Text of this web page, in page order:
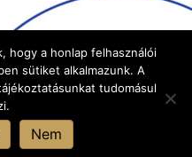
hogy a honlap felhasználói
sütiket alkalmazunk. A
tudomásul
Nem